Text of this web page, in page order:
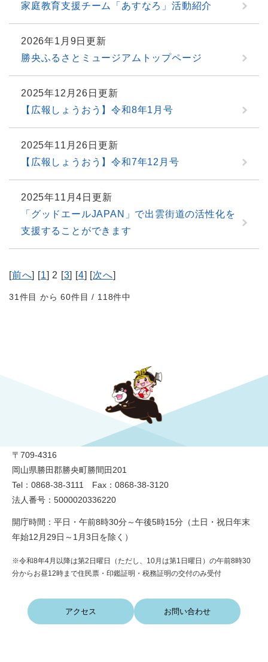
家庭教育支援チーム「あすなろ」活動紹介
2026年1月9日更新
勝央ふるさとミュージアムトップページ
2025年12月26日更新
【広報しょうおう】令和8年1月号
2025年11月26日更新
【広報しょうおう】令和7年12月号
2025年11月4日更新
「グッドエールJAPAN」で出雲街道の活性化を
支援することができます
[前へ] [1] 2 [3] [4] [次へ]
31件目 から 60件目 / 118件中
〒709-4316
岡山県勝田郡勝央町勝間田201
Tel：0868-38-3111 Fax：0868-38-3120
法人番号：5000020336220
開庁時間：平日・午前8時30分～午後5時15分（土日・祝日年末
年始12月29日～1月3日を除く）
※令和8年4月以降は第2日曜日（ただし、10月は第1日曜日）の午前8時30
分からお昼12時まで住民票・印鑑証明・税務証明の交付のみ受付
アクセス お問い合わせ